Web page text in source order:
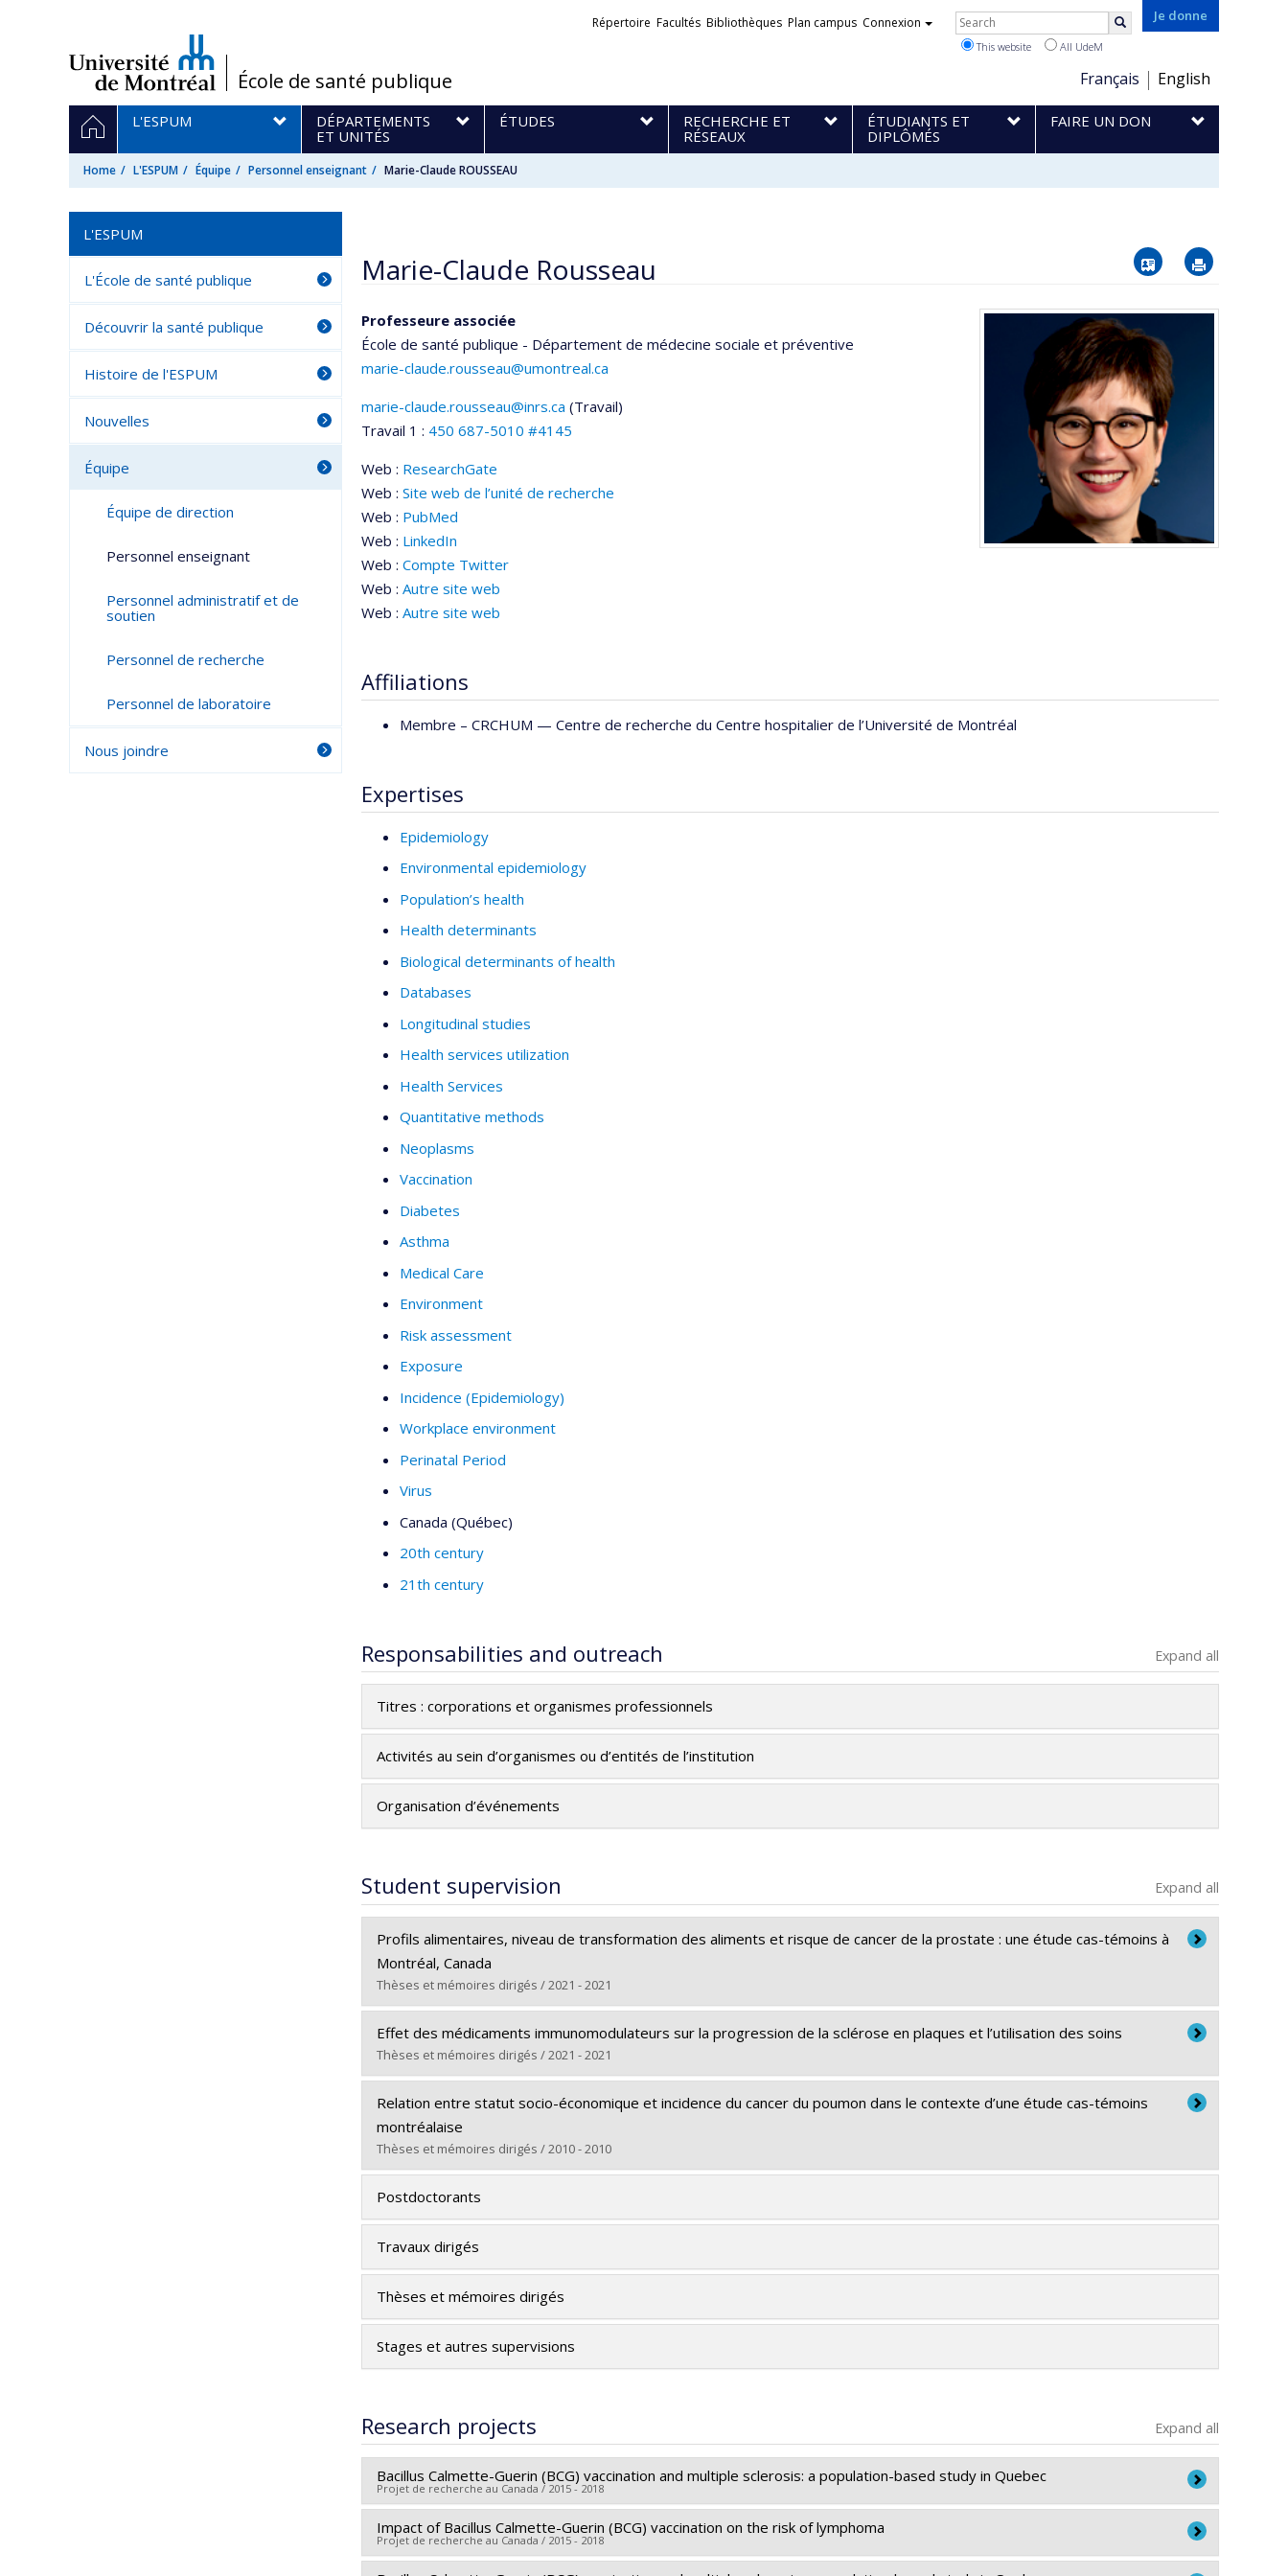
/École de santé publique
Je donne
Choix
de
la
langue
Français English
Liens
Répertoire Facultés Bibliothèques Plan campus Connexion Rechercher
This website All UdeM
Navigation
principale
HOMEL'ESPUM
DÉPARTEMENTS
ET UNITÉS
ÉTUDES
RECHERCHE ET
RÉSEAUX
ÉTUDIANTS ET
DIPLÔMÉS
FAIRE UN DON
Home L'ESPUM Équipe Personnel enseignant Marie-Claude ROUSSEAU
Marie-Claude Rousseau Vcard
Professeure associée
École de santé publique - Département de médecine sociale et préventive
marie-claude.rousseau@umontreal.ca
Courriels
marie-claude.rousseau@inrs.ca (Travail)
Travail 1 : 450 687-5010 #4145
Web : ResearchGate
Web : Site web de l’unité de recherche
Web : PubMed
Web : LinkedIn
Web : Compte Twitter
Web : Autre site web
Web : Autre site web
Affiliations
Membre – CRCHUM — Centre de recherche du Centre hospitalier de l’Université de Montréal
Expertises
Epidemiology
Environmental epidemiology
Population’s health
Health determinants
Biological determinants of health
Databases
Longitudinal studies
Health services utilization
Health Services
Quantitative methods
Neoplasms
Vaccination
Diabetes
Asthma
Medical Care
Environment
Risk assessment
Exposure
Incidence (Epidemiology)
Workplace environment
Perinatal Period
Virus
Canada (Québec)
20th century
21th century
Responsabilities and outreach Expand all
Titres : corporations et organismes professionnels
Activités au sein d’organismes ou d’entités de l’institution
Organisation d’événements
Student supervision Expand all
Profils alimentaires, niveau de transformation des aliments et risque de cancer de la prostate : une étude cas-témoins à
Montréal, Canada
Thèses et mémoires dirigés / 2021 - 2021
Graduate :Trudeau, Karine
Cycle : Doctoral
Grade :Ph. D.
Lien vers le document dans Papyrus
Effet des médicaments immunomodulateurs sur la progression de la sclérose en plaques et l’utilisation des soins
Thèses et mémoires dirigés / 2021 - 2021
Graduate :Mésidor, Miceline
Cycle :Doctoral
Grade :Ph. D.
Lien vers le document dans Papyrus
Relation entre statut socio-économique et incidence du cancer du poumon dans le contexte d’une étude cas-témoins
montréalaise
Thèses et mémoires dirigés / 2010 - 2010
Graduate :Matukala Nkosi, Thomas
Cycle :Doctoral
Grade :Ph. D.
Lien vers le document dans Papyrus
Postdoctorants
Travaux dirigés
Thèses et mémoires dirigés
Stages et autres supervisions
Research projects Expand all
Bacillus Calmette-Guerin (BCG) vaccination and multiple sclerosis: a population-based study in Quebec
Projet de recherche au Canada / 2015 - 2018
Lead researcher : Marie-Claude Rousseau
Co-researchers : Andrea Benedetti,Marie-Élise Parent,Christina Wolfson
Impact of Bacillus Calmette-Guerin (BCG) vaccination on the risk of lymphoma
Projet de recherche au Canada / 2015 - 2018
L'ESPUM
L'École de santé publique
Découvrir la santé publique
Histoire de l'ESPUM
Nouvelles
Équipe
Équipe de direction
Personnel enseignant
Personnel administratif et de
soutien
Personnel de recherche
Personnel de laboratoire
Nous joindre